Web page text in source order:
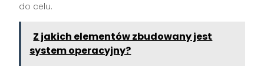
do celu.
Z jakich elementów zbudowany jest
system operacyjny?